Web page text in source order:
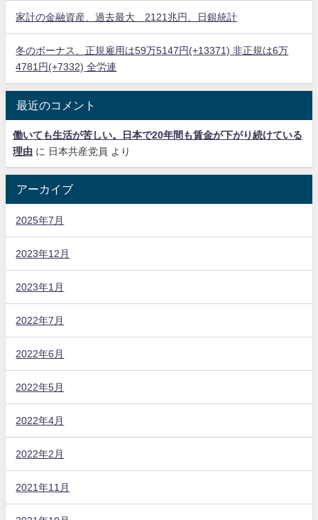
家計の金融資産、過去最大 2121兆円、日銀統計
冬のボーナス、正規雇用は59万5147円(+13371) 非正規は6万
4781円(+7332) 全労連
最近のコメント
働いても生活が苦しい。日本で20年間も賃金が下がり続けている
理由 に 日本共産党員 より
アーカイブ
2025年7月
2023年12月
2023年1月
2022年7月
2022年6月
2022年5月
2022年4月
2022年2月
2021年11月